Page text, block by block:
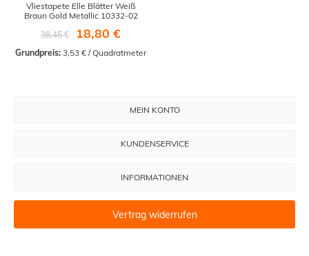
Vliestapete Elle Blätter Weiß
Braun Gold Metallic 10332-02
38,45 €
18,80 €
Grundpreis: 3,53 € / Quadratmeter
MEIN KONTO
KUNDENSERVICE
INFORMATIONEN
Vertrag widerrufen